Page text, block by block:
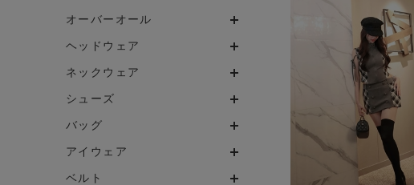
オーバーオール
ヘッドウェア
ネックウェア
シューズ
バッグ
アイウェア
ベルト